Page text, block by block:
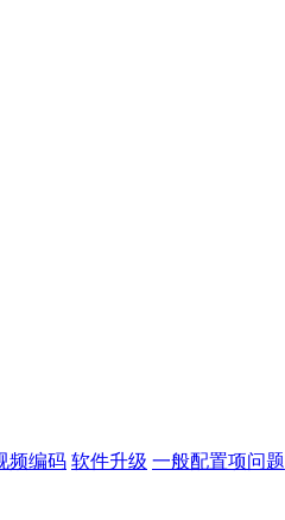
频编码 软件升级 一般配置项问题